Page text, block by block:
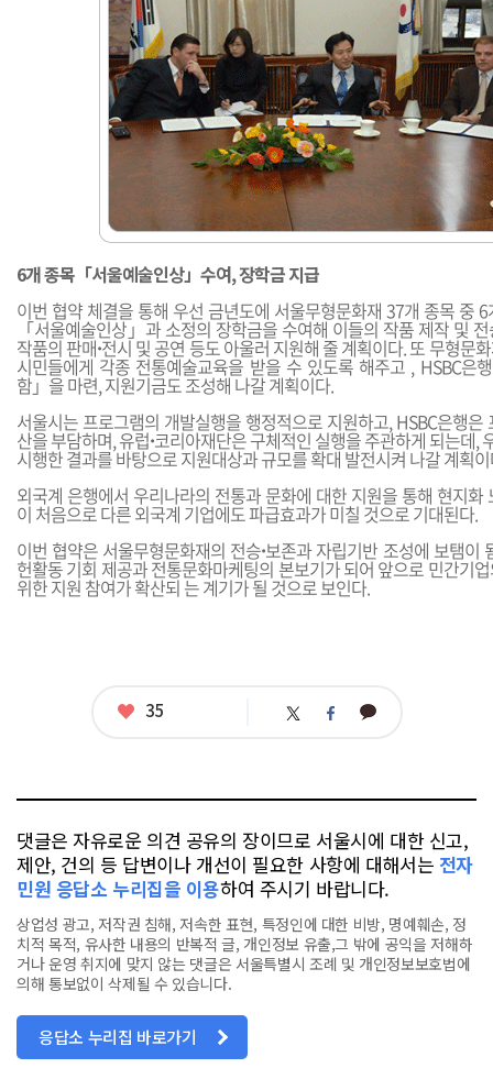
6개 종목「서울예술인상」수여, 장학금 지급
이번 협약 체결을 통해 우선 금년도에 서울무형문화재 37개 종목 중
「서울예술인상」과 소정의 장학금을 수여해 이들의 작품 제작 및
작품의 판매·전시 및 공연 등도 아울러 지원해 줄 계획이다. 또 무형문
시민들에게 각종 전통예술교육을 받을 수 있도록 해주고 , HSBC은
함」을 마련, 지원기금도 조성해 나갈 계획이다.
서울시는 프로그램의 개발실행을 행정적으로 지원하고, HSBC은행은
산을 부담하며, 유럽·코리아재단은 구체적인 실행을 주관하게 되는데,
시행한 결과를 바탕으로 지원대상과 규모를 확대 발전시켜 나갈 계획
외국계 은행에서 우리나라의 전통과 문화에 대한 지원을 통해 현지화
이 처음으로 다른 외국계 기업에도 파급효과가 미칠 것으로 기대된다.
이번 협약은 서울무형문화재의 전승·보존과 자립기반 조성에 보탬이
헌활동 기회 제공과 전통문화마케팅의 본보기가 되어 앞으로 민간기
위한 지원 참여가 확산되 는 계기가 될 것으로 보인다.
좋
35 트 페 카
댓글은 자유로운 의견 공유의 장이므로 서울시에 대한 신고,
제안, 건의 등 답변이나 개선이 필요한 사항에 대해서는 전자
민원 응답소 누리집을 이용하여 주시기 바랍니다.
상업성 광고, 저작권 침해, 저속한 표현, 특정인에 대한 비방, 명예훼손, 정
치적 목적, 유사한 내용의 반복적 글, 개인정보 유출,그 밖에 공익을 저해하
거나 운영 취지에 맞지 않는 댓글은 서울특별시 조례 및 개인정보보호법에
의해 통보없이 삭제될 수 있습니다.
응답소 누리집 바로가기